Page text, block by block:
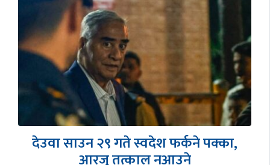
उद्योगी मुन्दडाको घरमा प्रहरीको छापा